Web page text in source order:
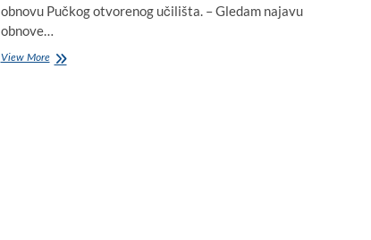
obnovu Pučkog otvorenog učilišta. – Gledam najavu
obnove…
View MoreFilm